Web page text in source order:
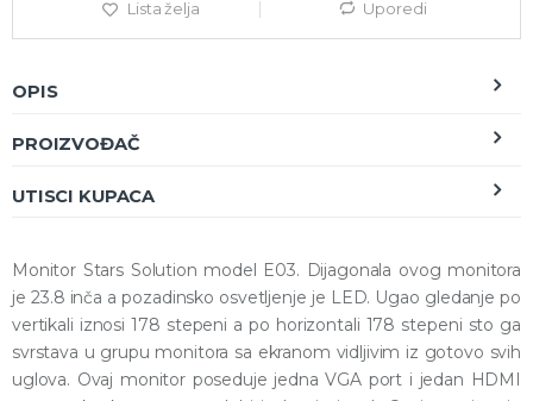
Lista želja Uporedi
OPIS
PROIZVOĐAČ
UTISCI KUPACA
Monitor Stars Solution model E03. Dijagonala ovog monitora
je 23.8 inča a pozadinsko osvetljenje je LED. Ugao gledanje po
vertikali iznosi 178 stepeni a po horizontali 178 stepeni sto ga
svrstava u grupu monitora sa ekranom vidljivim iz gotovo svih
uglova. Ovaj monitor poseduje jedna VGA port i jedan HDMI